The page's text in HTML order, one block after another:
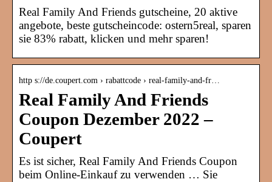
Real Family And Friends gutscheine, 20 aktive
angebote, beste gutscheincode: ostern5real, sparen
sie 83% rabatt, klicken und mehr sparen!
http s://de.coupert.com › rabattcode › real-family-and-fr…
Real Family And Friends
Coupon Dezember 2022 –
Coupert
Es ist sicher, Real Family And Friends Coupon
beim Online-Einkauf zu verwenden … Sie